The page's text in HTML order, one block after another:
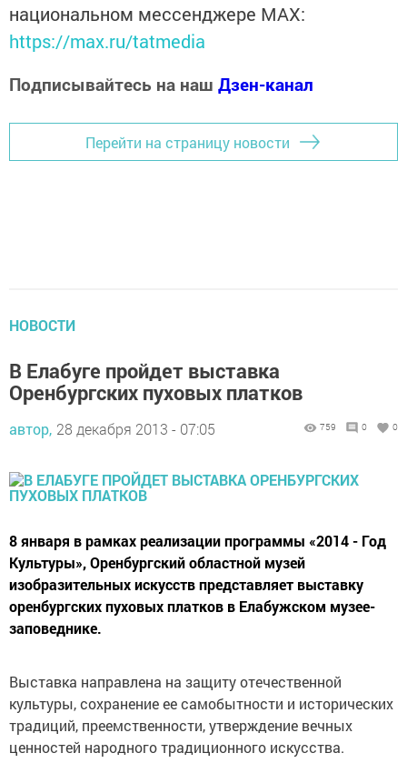
национальном мессенджере MАХ:
https://max.ru/tatmedia
Подписывайтесь на наш Дзен-канал
Перейти на страницу новости
НОВОСТИ
В Елабуге пройдет выставка
Оренбургских пуховых платков
автор, 28 декабря 2013 - 07:05 759 0 0
8 января в рамках реализации программы «2014 - Год
Культуры», Оренбургский областной музей
изобразительных искусств представляет выставку
оренбургских пуховых платков в Елабужском музее-
заповеднике.
Выставка направлена на защиту отечественной
культуры, сохранение ее самобытности и исторических
традиций, преемственности, утверждение вечных
ценностей народного традиционного искусства.